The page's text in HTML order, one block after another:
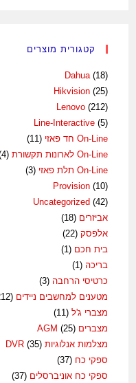
קטגורית מוצרים
Dahua (18)
Hikvision (25)
Lenovo (212)
Line-Interactive (5)
On-Line חד פאזי
(11)
On-Line לארונות תקשורת
(4)
On-Line תלת פאזי
(3)
Provision (10)
Uncategorized (42)
אביזרים (18)
אלפסק (22)
בית חכם (1)
בריכה (1)
כרטיסי הרחבה (3)
מטענים למחשבים ניידים (212)
מצברי ג'ל (11)
מצברים AGM(25)
מצלמות אנלוגיות DVR(35)
ספקי כח (37)
ספקי כח אוניברסלים (37)